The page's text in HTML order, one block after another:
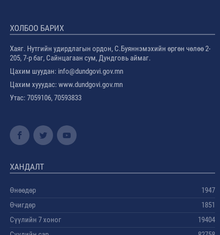
ХОЛБОО БАРИХ
Хаяг. Нутгийн удирдлагын ордон, С.Буяннэмэхийн өргөн чөлөө 2-
205, 7-р баг, Сайнцагаан сум, Дундговь аймаг.
Цахим шуудан: info@dundgovi.gov.mn
Цахим хууудас: www.dundgovi.gov.mn
Утас: 7059106, 70593833
ХАНДАЛТ
Өнөөдөр
1947
Өчигдөр
1851
Сүүлийн 7 хоног
19404